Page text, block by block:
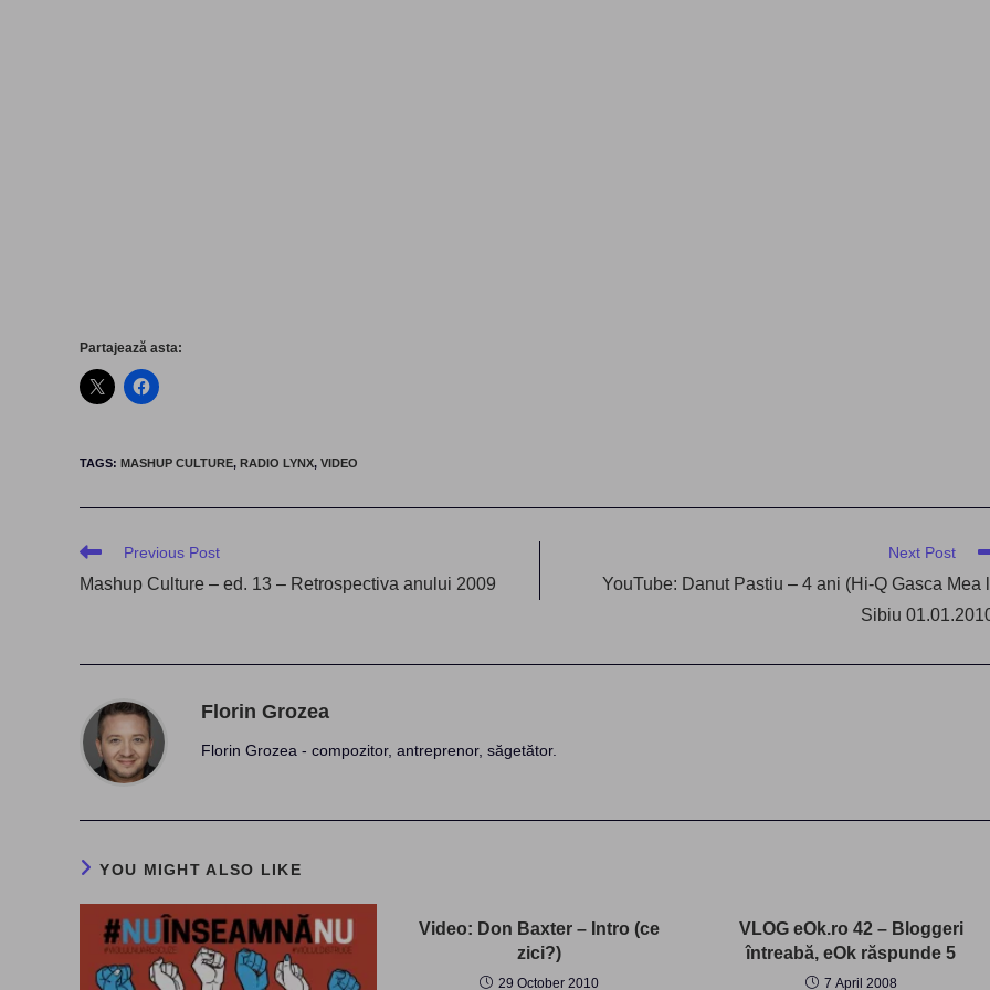
Partajează asta:
TAGS: MASHUP CULTURE, RADIO LYNX, VIDEO
Read
articles
Previous Post
Mashup Culture – ed. 13 – Retrospectiva anului 2009
Next Post
YouTube: Danut Pastiu – 4 ani (Hi-Q Gasca Mea
Sibiu
Florin Grozea
Florin Grozea - compozitor, antreprenor, săgetător.
YOU MIGHT ALSO LIKE
Video: Don Baxter – Intro (ce
zici?)
29 October 2010
VLOG eOk.ro 42 – Bloggeri
întreabă, eOk răspunde 5
7 April 2008